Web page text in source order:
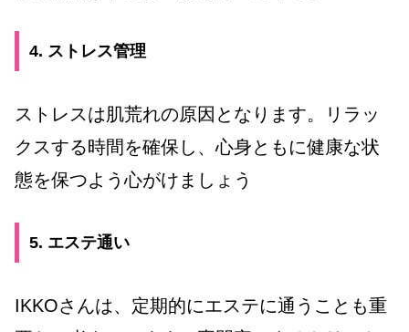
4. ストレス管理
ストレスは肌荒れの原因となります。リラッ
クスする時間を確保し、心身ともに健康な状
態を保つよう心がけましょう
5. エステ通い
IKKOさんは、定期的にエステに通うことも重